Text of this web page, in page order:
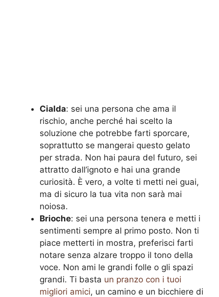
Cialda: sei una persona che ama il
rischio, anche perché hai scelto la
soluzione che potrebbe farti sporcare,
soprattutto se mangerai questo gelato
per strada. Non hai paura del futuro, sei
attratto dall’ignoto e hai una grande
curiosità. È vero, a volte ti metti nei guai,
ma di sicuro la tua vita non sarà mai
noiosa.
Brioche: sei una persona tenera e metti i
sentimenti sempre al primo posto. Non ti
piace metterti in mostra, preferisci farti
notare senza alzare troppo il tono della
voce. Non ami le grandi folle o gli spazi
grandi. Ti basta un pranzo con i tuoi
migliori amici, un camino e un bicchiere di